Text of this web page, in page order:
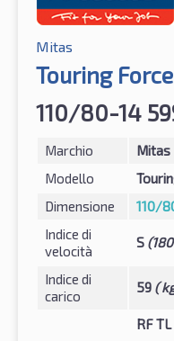
Mitas
Touring
110/80-14
Marchio
Mitas
Modello
Dimensione
110/
Indice di
velocità
S
Indice di
carico
59 (
RF TL